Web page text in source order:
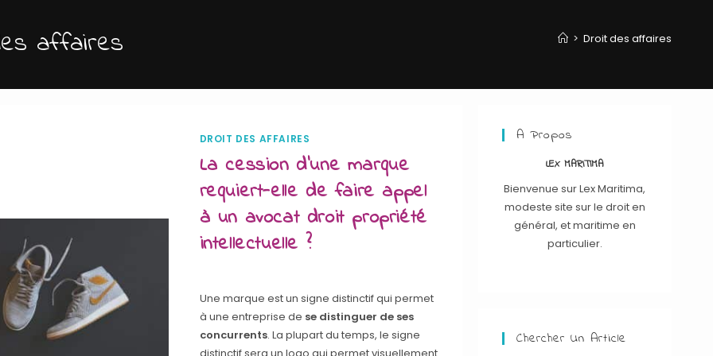
affaires > Droit des affaires
DROIT DES AFFAIRES
La cession d’une marque
requiert-elle de faire appel
à un avocat droit propriété
intellectuelle ?
Une marque est un signe distinctif qui permet
à une entreprise de se distinguer de ses
concurrents. La plupart du temps, le signe
A Propos
LEX MARITIMA
Bienvenue sur Lex Maritima,
modeste site sur le droit en
général, et maritime en
particulier.
Chercher Un Article